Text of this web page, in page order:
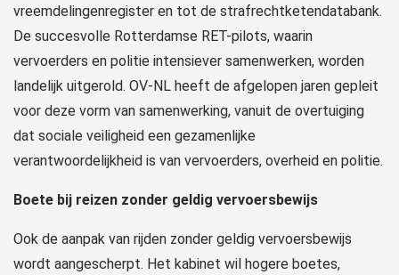
vreemdelingenregister en tot de strafrechtketendatabank.
De succesvolle Rotterdamse RET-pilots, waarin
vervoerders en politie intensiever samenwerken, worden
landelijk uitgerold. OV-NL heeft de afgelopen jaren gepleit
voor deze vorm van samenwerking, vanuit de overtuiging
dat sociale veiligheid een gezamenlijke
verantwoordelijkheid is van vervoerders, overheid en politie.
Boete bij reizen zonder geldig vervoersbewijs
Ook de aanpak van rijden zonder geldig vervoersbewijs
wordt aangescherpt. Het kabinet wil hogere boetes,